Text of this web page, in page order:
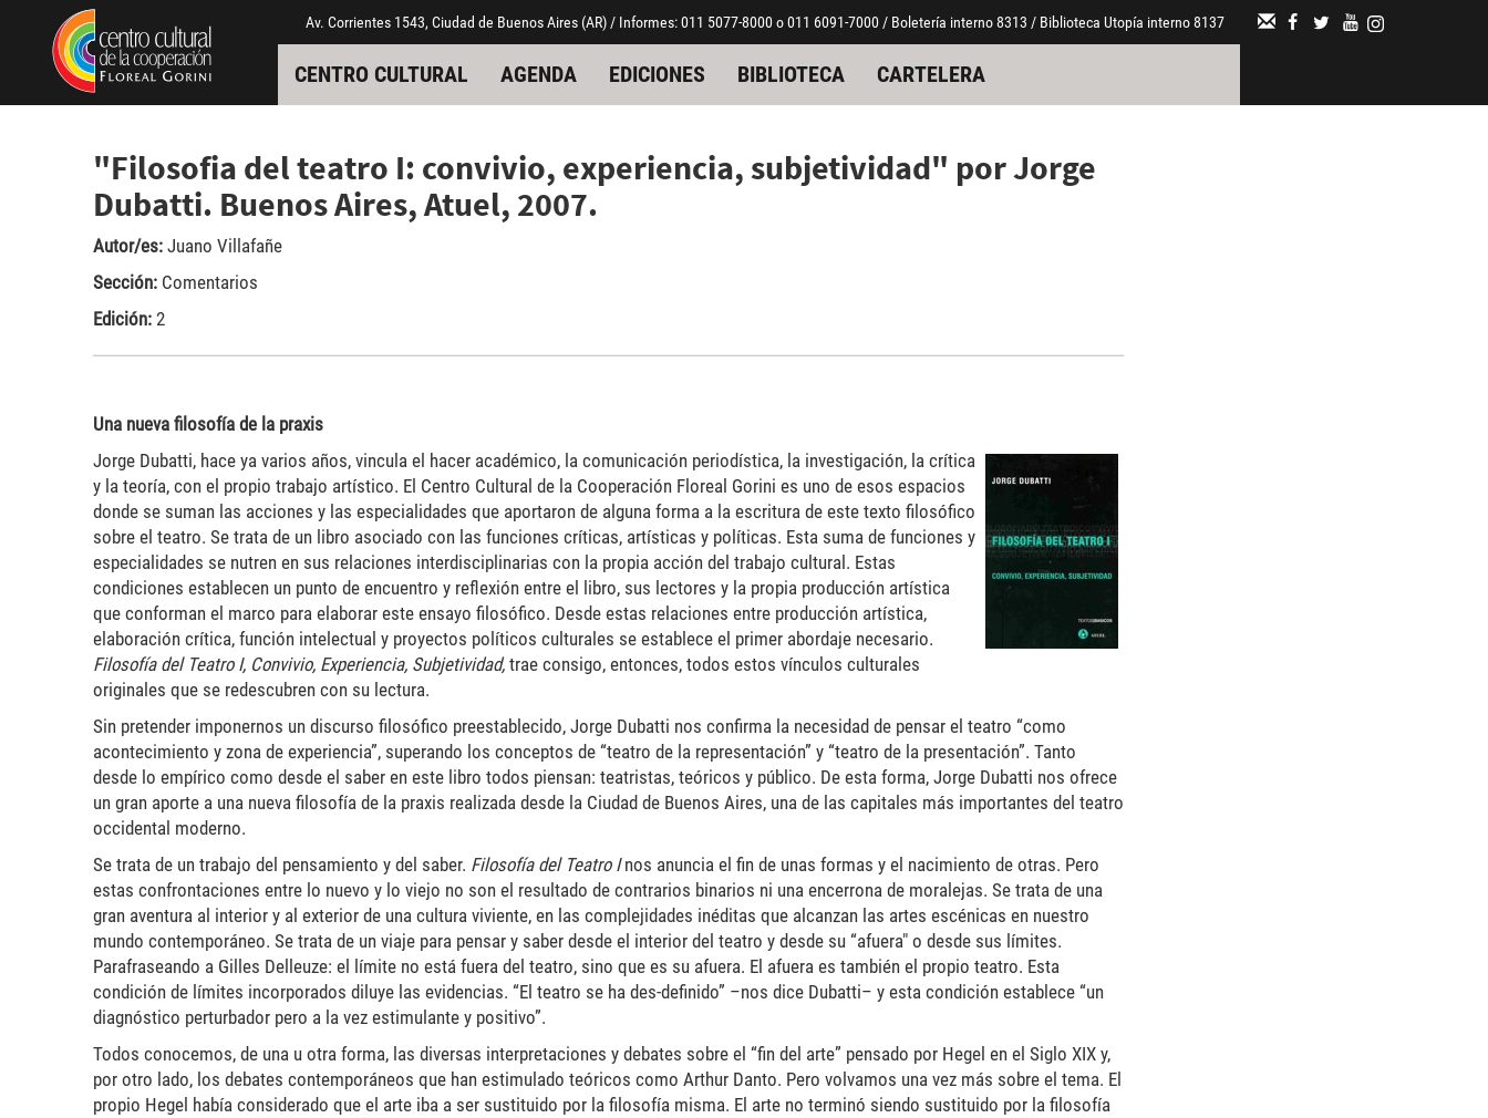
Pasar al contenido principal
Jump to main content Av. Corrientes 1543, Ciudad de Buenos Aires (AR) / Informes: 011 5077-8000 o 011 6091-7000 / Boletería interno 8313 / Biblioteca Utopía interno 8137
CENTRO CULTURAL AGENDA EDICIONES BIBLIOTECA CARTELERA
"Filosofia del teatro I: convivio, experiencia, subjetividad" por Jorge
Dubatti. Buenos Aires, Atuel, 2007.
Autor/es: Juano Villafañe
Sección: Comentarios
Edición: 2
Una nueva filosofía de la praxis
Jorge Dubatti, hace ya varios años, vincula el hacer académico, la comunicación periodística, la investigación, la crítica
y la teoría, con el propio trabajo artístico. El Centro Cultural de la Cooperación Floreal Gorini es uno de esos espacios
donde se suman las acciones y las especialidades que aportaron de alguna forma a la escritura de este texto filosófico
sobre el teatro. Se trata de un libro asociado con las funciones críticas, artísticas y políticas. Esta suma de funciones y
especialidades se nutren en sus relaciones interdisciplinarias con la propia acción del trabajo cultural. Estas
condiciones establecen un punto de encuentro y reflexión entre el libro, sus lectores y la propia producción artística
que conforman el marco para elaborar este ensayo filosófico. Desde estas relaciones entre producción artística,
elaboración crítica, función intelectual y proyectos políticos culturales se establece el primer abordaje necesario.
Filosofía del Teatro I, Convivio, Experiencia, Subjetividad, trae consigo, entonces, todos estos vínculos culturales
originales que se redescubren con su lectura.
Sin pretender imponernos un discurso filosófico preestablecido, Jorge Dubatti nos confirma la necesidad de pensar el teatro “como
acontecimiento y zona de experiencia”, superando los conceptos de “teatro de la representación” y “teatro de la presentación”. Tanto
desde lo empírico como desde el saber en este libro todos piensan: teatristas, teóricos y público. De esta forma, Jorge Dubatti nos ofrece
un gran aporte a una nueva filosofía de la praxis realizada desde la Ciudad de Buenos Aires, una de las capitales más importantes del teatro
occidental moderno.
Se trata de un trabajo del pensamiento y del saber. Filosofía del Teatro Inos anuncia el fin de unas formas y el nacimiento de otras. Pero
estas confrontaciones entre lo nuevo y lo viejo no son el resultado de contrarios binarios ni una encerrona de moralejas. Se trata de una
gran aventura al interior y al exterior de una cultura viviente, en las complejidades inéditas que alcanzan las artes escénicas en nuestro
mundo contemporáneo. Se trata de un viaje para pensar y saber desde el interior del teatro y desde su “afuera" o desde sus límites.
Parafraseando a Gilles Delleuze: el límite no está fuera del teatro, sino que es su afuera. El afuera es también el propio teatro. Esta
condición de límites incorporados diluye las evidencias. “El teatro se ha des-definido” –nos dice Dubatti– y esta condición establece “un
diagnóstico perturbador pero a la vez estimulante y positivo”.
Todos conocemos, de una u otra forma, las diversas interpretaciones y debates sobre el “fin del arte” pensado por Hegel en el Siglo XIX y,
por otro lado, los debates contemporáneos que han estimulado teóricos como Arthur Danto. Pero volvamos una vez más sobre el tema. El
propio Hegel había considerado que el arte iba a ser sustituido por la filosofía misma. El arte no terminó siendo sustituido por la filosofía